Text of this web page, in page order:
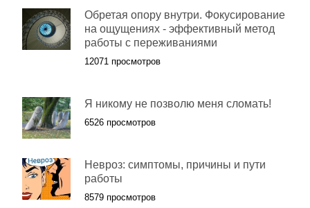
Обретая опору внутри. Фокусирование
на ощущениях - эффективный метод
работы с переживаниями
12071 просмотров
Я никому не позволю меня сломать!
6526 просмотров
Невроз: симптомы, причины и пути
работы
8579 просмотров